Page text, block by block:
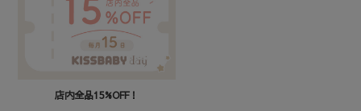
店内全品15%OFF！